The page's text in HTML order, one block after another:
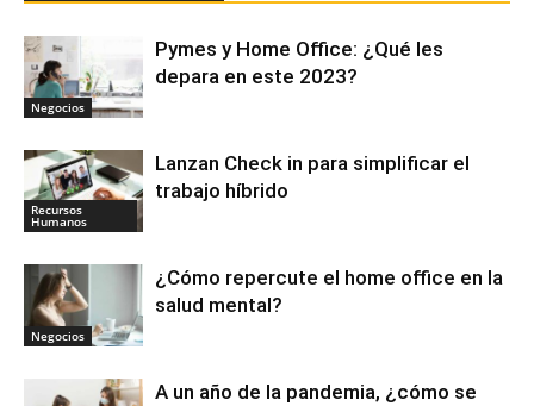
Negocios
Pymes y Home Office: ¿Qué les
depara en este 2023?
Recursos
Humanos
Lanzan Check in para simplificar el
trabajo híbrido
Negocios
¿Cómo repercute el home office en la
salud mental?
A un año de la pandemia, ¿cómo se